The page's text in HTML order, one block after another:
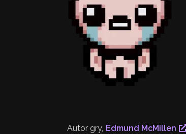
Autor gry, Edmund McMillen